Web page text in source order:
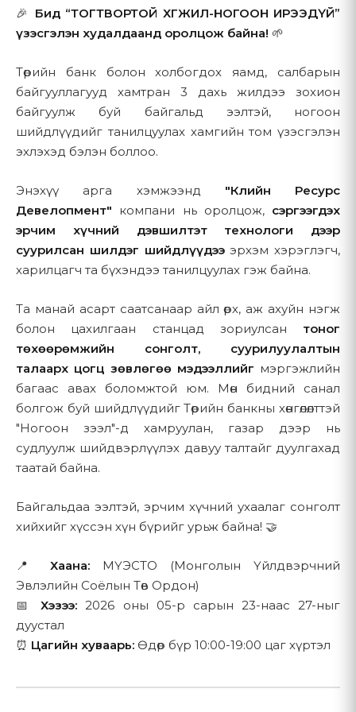
🎉 Бид “ТОГТВОРТОЙ ХӨГЖИЛ-НОГООН ИРЭЭДҮЙ”
үзэсгэлэн худалдаанд оролцож байна! 🌱
Төрийн банк болон холбогдох яамд, салбарын
байгууллагууд хамтран 3 дахь жилдээ зохион
байгуулж буй байгальд ээлтэй, ногоон
шийдлүүдийг танилцуулах хамгийн том үзэсгэлэн
эхлэхэд бэлэн боллоо.
Энэхүү арга хэмжээнд "Клийн Ресурс
Девелопмент" компани нь оролцож, сэргээгдэх
эрчим хүчний дэвшилтэт технологи дээр
суурилсан шилдэг шийдлүүдэээрхэм хэрэглэгч,
харилцагч та бүхэндээ танилцуулах гэж байна.
Та манай асарт саатсанаар айл өрх, аж ахуйн нэгж
болон цахилгаан станцад зориулсан тоног
төхөөрөмжийн сонголт, суурилуулалтын
талаарх цогц зөвлөгөө мэдээллийг мэргэжлийн
багаас авах боломжтой юм. Мөн бидний санал
болгож буй шийдлүүдийг Төрийн банкны хөнгөлөлттэй
"Ногоон зээл"-д хамруулан, газар дээр нь
судлуулж шийдвэрлүүлэх давуу талтайг дуулгахад
таатай байна.
Байгальдаа ээлтэй, эрчим хүчний ухаалаг сонголт
хийхийг хүссэн хүн бүрийг урьж байна! 🤝
📍 Хаана: МҮЭСТО (Монголын Үйлдвэрчний
Эвлэлийн Соёлын Төв Ордон)
📅Хэзээ: 2026 оны 05-р сарын 23-наас 27-ныг
дуустал
⏰ Цагийн хуваарь: Өдөр бүр 10:00-19:00 цаг хүртэл
3.1 Санал болгох бүтээгдэхүүн
сэргээгдэх эрчим хүчний бүтээгдэхүүнүүдийг санал болгодог.
Манай бүтээгдэхүүний ангилалд:
Зөөврийн цахилгаан эх үүсвэр (Portable Power
Stations)
Нарны хавтан (Solar Panels)
Дагалдах хэрэгсэл (Accessories)
Зөөврийн хөлдөөгч (Portable Refrigerators)
3.2 Үзүүлэх үйлчилгээ
Техникийн дэмжлэг, засвар үйлчилгээ
Баталгаат засварын хөтөлбөр (бүтээгдэхүүн тус бүрд)
Зөвлөгөө өгөх, системийн зураг төсөл гаргах
Худалдан авалтын дараах хэрэглэгчийн дэмжлэг
3.3 Бүтээгдэхүүний мэдээлэл
Бид бүтээгдэхүүний тодорхойлолт, үзүүлэлт, үнийг үнэн зөвөөр
хангахыг хичээдэг ч манай вэбсайт дээрх бүтээгдэхүүний
гүйцэд, найдвартай, одоогийн, алдаагүй гэдэгт баталгаа
өгөхгүй. Бүтээгдэхүүний үзүүлэлт нь үйлдвэрлэгчийн
4. Худалдан авалт ба Төлбөр
4.1 Худалдан авах үйл явц
Бүтээгдэхүүний талаар лавлагаа авах эсвэл үнийн
санал авах
Манай харилцагчийн үйлчилгээний багтай
холбогдох
Суурилуулалт эсвэл техникийн туслалцааны
үйлчилгээ авах хүсэлт гаргах
Мэдээллийн хуудас эсвэл бусад мэдээлэлд
Энэхүү мэдээлэлд дараах зүйлс багтаж болно:
имэйл хаяг)
Хүргэлтийн хаяг
Бүтээгдэхүүний сонголт болон худалдан авалтын түүх
Харилцааны сонголт
Таны өгөхөөр сонгосон бусад аливаа мэдээлэл
3.2 Автоматаар цуглуулдаг мэдээлэл
болон вэб хэрэглээний талаарх зарим мэдээллийг күүки
болон ижил төстэй технологиор автоматаар цуглуулдаг:
зарцуулсан хугацаа, товшилтын хэв маяг,
навигацийн зам
Төхөөрөмжийн мэдээлэл:
Хөтчийн төрөл,
үйлдлийн систем, төхөөрөмжийн төрөл